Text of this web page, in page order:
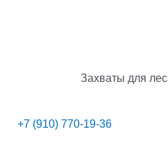
Захваты для
+7 (910) 770-19-36